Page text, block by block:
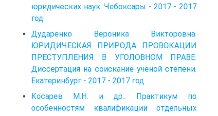
юридических наук. Чебоксары - 2017 - 2017
год
Дударенко Вероника Викторовна.
ЮРИДИЧЕСКАЯ ПРИРОДА ПРОВОКАЦИИ
ПРЕСТУПЛЕНИЯ В УГОЛОВНОМ ПРАВЕ.
Диссертация на соискание ученой степени.
Екатеринбург - 2017 - 2017 год
Косарев М.Н. и др.. Практикум по
особенностям квалификации отдельных